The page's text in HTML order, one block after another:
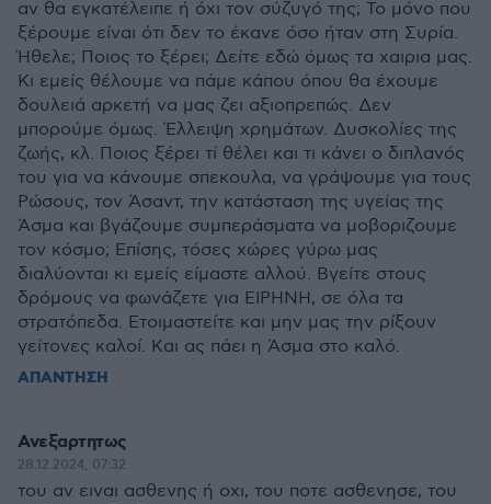
αν θα εγκατέλειπε ή όχι τον σύζυγό της; Το μόνο που
ξέρουμε είναι ότι δεν το έκανε όσο ήταν στη Συρία.
Ήθελε; Ποιος το ξέρει; Δείτε εδώ όμως τα χαιρια μας.
Κι εμείς θέλουμε να πάμε κάπου όπου θα έχουμε
δουλειά αρκετή να μας ζει αξιοπρεπώς. Δεν
μπορούμε όμως. Έλλειψη χρημάτων. Δυσκολίες της
ζωής, κλ. Ποιος ξέρει τί θέλει και τι κάνει ο διπλανός
του για να κάνουμε σπεκουλα, να γράψουμε για τους
Ρώσους, τον Άσαντ, την κατάσταση της υγείας της
Άσμα και βγάζουμε συμπεράσματα να μοβοριζουμε
τον κόσμο; Επίσης, τόσες χώρες γύρω μας
διαλύονται κι εμείς είμαστε αλλού. Βγείτε στους
δρόμους να φωνάζετε για ΕΙΡΗΝΗ, σε όλα τα
στρατόπεδα. Ετοιμαστείτε και μην μας την ρίξουν
γείτονες καλοί. Και ας πάει η Άσμα στο καλό.
ΑΠΑΝΤΗΣΗ
Ανεξαρτητως
28.12.2024, 07:32
του αν ειναι ασθενης ή οχι, του ποτε ασθενησε, του